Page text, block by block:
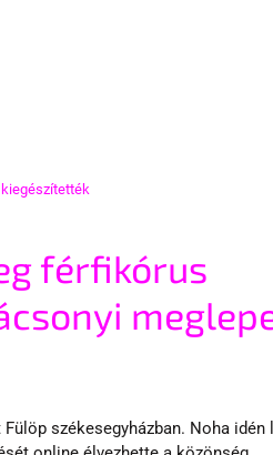
férfikórus
székesegyházban. Noha